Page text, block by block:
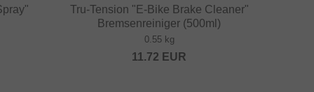
Tru-Tension "E-Bike Brake Cleaner"
Bremsenreiniger (500ml)
0.55 kg
11.72 EUR